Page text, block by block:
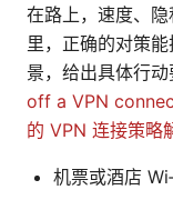
在路上，速度、
里，正确的对策
景，给出具体行动
off a VPN
的 VPN 连接策略
机票或酒店